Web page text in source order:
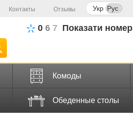
Контакты Отзывы Укр Рус
0 6 7 Показати номер
Комоды
Обеденные столы